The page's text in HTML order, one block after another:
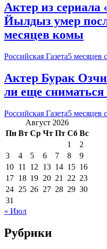
Актер из
Йылдыз умер
месяцев комы
Российская Газета5 месяцев
Актер Бурак
ли еще
Российская Газета5 месяцев
Август 2026
Пн Вт Ср Чт Пт Сб Вс
1
2
3
4 5 6 7 8
9
10 11 12 13 14 15 16
17 18 19 20 21 22 23
24 25 26 27 28 29 30
31
« Июл
Рубрики